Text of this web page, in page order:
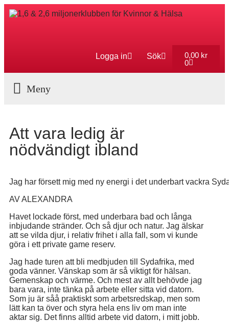
Logga in Sök 0,00 kr
0
Att vara ledig är
nödvändigt ibland
Jag har försett mig med ny energi i det underbart vackra
AV ALEXANDRA
Havet lockade först, med underbara bad och långa
inbjudande stränder. Och så djur och natur. Jag älskar
att se vilda djur, i relativ frihet i alla fall, som vi kunde
göra i ett private game reserv.
Jag hade turen att bli medbjuden till Sydafrika, med
goda vänner. Vänskap som är så viktigt för hälsan.
Gemenskap och värme. Och mest av allt behövde jag
bara vara, inte tänka på arbete eller sitta vid datorn.
Som ju är såå praktiskt som arbetsredskap, men som
lätt kan ta över och styra hela ens liv om man inte
aktar sig. Det finns alltid arbete vid datorn, i mitt jobb.